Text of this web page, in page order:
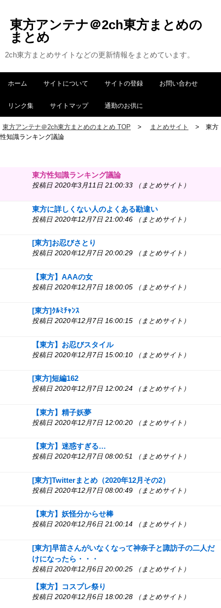
東方アンテナ＠2ch東方まとめの
まとめ
2ch東方まとめサイトなどの更新情報をまとめています。
ホーム サイトについて サイトの登録 お問い合わせ
リンク集 サイトマップ 通勤のお供に
東方アンテナ＠2ch東方まとめのまとめ TOP まとめサイト
東方
性知識ランキング議論
東方性知識ランキング議論
投稿日 2020年3月11日 21:00:33 （まとめサイト）
東方に詳しくない人のよくある勘違い
投稿日 2020年12月7日 21:00:46 （まとめサイト）
[東方]お忍びさとり
投稿日 2020年12月7日 20:00:29 （まとめサイト）
【東方】AAAの女
投稿日 2020年12月7日 18:00:05 （まとめサイト）
[東方]ｸﾙﾐﾁｬﾝｽ
投稿日 2020年12月7日 16:00:15 （まとめサイト）
【東方】お忍びスタイル
投稿日 2020年12月7日 15:00:10 （まとめサイト）
[東方]短編162
投稿日 2020年12月7日 12:00:24 （まとめサイト）
【東方】精子妖夢
投稿日 2020年12月7日 12:00:20 （まとめサイト）
【東方】迷惑すぎる…
投稿日 2020年12月7日 08:00:51 （まとめサイト）
[東方]Twitterまとめ（2020年12月その2）
投稿日 2020年12月7日 08:00:49 （まとめサイト）
【東方】妖怪分からせ棒
投稿日 2020年12月6日 21:00:14 （まとめサイト）
[東方]早苗さんがいなくなって神奈子と諏訪子の二人だ
けになったら・・・
投稿日 2020年12月6日 20:00:25 （まとめサイト）
【東方】コスプレ祭り
投稿日 2020年12月6日 18:00:28 （まとめサイト）